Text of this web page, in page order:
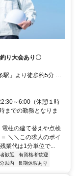
り大会あり〇
～6:00（休憩１時
での勤務となりま
柱の建て替えや点検
＼＼この求人のポイ
業代は1分単位で...
歓迎
有資格者歓迎
以内 長期休暇あり